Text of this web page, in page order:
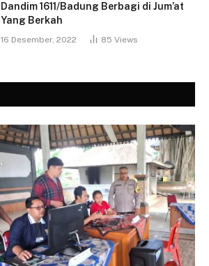
Dandim 1611/Badung Berbagi di Jum’at
Yang Berkah
16 Desember, 2022 85 Views